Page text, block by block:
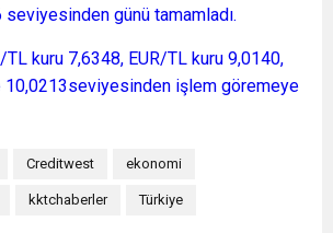
günü tamamladı.
kuru 7,6348, EUR/TL kuru 9,0140,
10,0213seviyesinden işlem göremeye
Creditwest ekonomi
kktchaberler Türkiye